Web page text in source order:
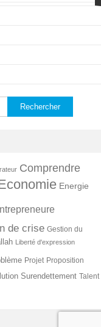
Comprendre
Energie
de crise Gestion du
Liberté d'expression
Projet Proposition
Surendettement Talent